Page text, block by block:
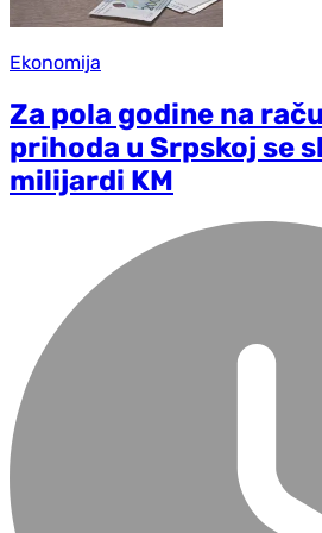
Ekonomija
Za pola godine na
prihoda u Srpskoj se
milijardi KM